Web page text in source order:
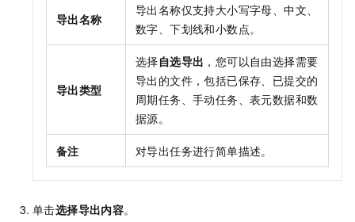
导出名称
导出名称仅支持大小写字母、中文、
数字、下划线和小数点。
导出类型
选择自选导出 ，您可以自由选择需要
导出的文件，包括已保存、已提交的
周期任务、手动任务、表元数据和数
据源。
备注 对导出任务进行简单描述。
单击选择导出内容。